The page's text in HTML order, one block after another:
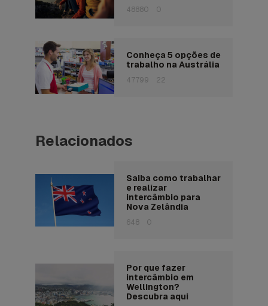
48880 0
Conheça 5 opções de
trabalho na Austrália
47799 22
Relacionados
Saiba como trabalhar
e realizar
intercâmbio para
Nova Zelândia
648 0
Por que fazer
intercâmbio em
Wellington?
Descubra aqui